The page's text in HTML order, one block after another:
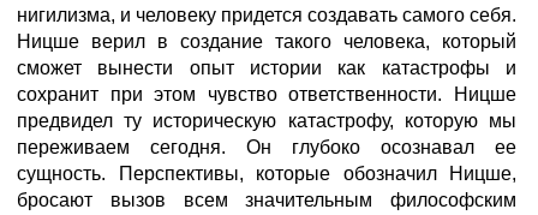
нигилизма, и человеку придется создавать самого себя.
Ницше верил в создание такого человека, который
сможет вынести опыт истории как катастрофы и
сохранит при этом чувство ответственности. Ницше
предвидел ту историческую катастрофу, которую мы
переживаем сегодня. Он глубоко осознавал ее
сущность. Перспективы, которые обозначил Ницше,
бросают вызов всем значительным философским